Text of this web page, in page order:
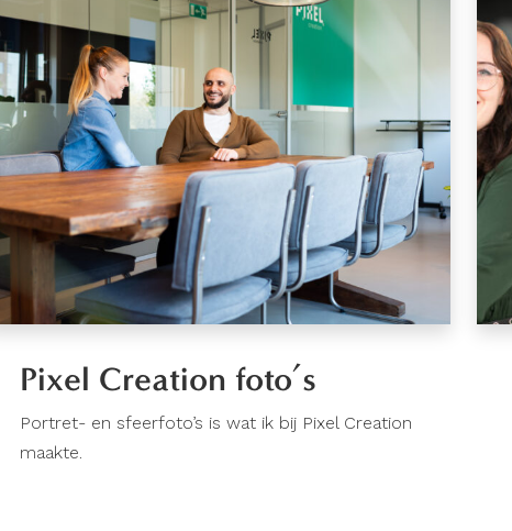
Pixel Creation foto’s
Portret- en sfeerfoto’s is wat ik bij Pixel Creation
maakte.